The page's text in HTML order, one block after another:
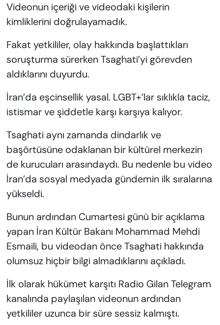
Videonun içeriği ve videodaki kişilerin
kimliklerini doğrulayamadık.
Fakat yetkililer, olay hakkında başlattıkları
soruşturma sürerken Tsaghati’yi görevden
aldıklarını duyurdu.
İran’da eşcinsellik yasal. LGBT+’lar sıklıkla taciz,
istismar ve şiddetle karşı karşıya kalıyor.
Tsaghati aynı zamanda dindarlık ve
başörtüsüne odaklanan bir kültürel merkezin
de kurucuları arasındaydı. Bu nedenle bu video
İran’da sosyal medyada gündemin ilk sıralarına
yükseldi.
Bunun ardından Cumartesi günü bir açıklama
yapan İran Kültür Bakanı Mohammad Mehdi
Esmaili, bu videodan önce Tsaghati hakkında
olumsuz hiçbir bilgi almadıklarını açıkladı.
İlk olarak hükümet karşıtı Radio Gilan Telegram
kanalında paylaşılan videonun ardından
yetkililer uzunca bir süre sessiz kalmıştı.